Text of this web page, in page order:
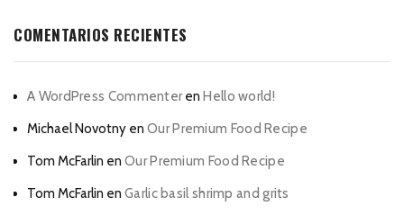
COMENTARIOS RECIENTES
A WordPress CommenterenHello world!
Michael Novotny en Our Premium Food Recipe
Tom McFarlin en Our Premium Food Recipe
Tom McFarlin en Garlic basil shrimp and grits